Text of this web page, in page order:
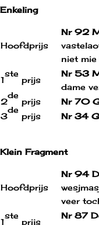
Enkeling
Hoofdprijs
Nr 92
niet mie
1
ste
prijs
Nr 53
dame
2
de
prijs Nr 70
3
de
prijs Nr 34
Klein Fragment
Hoofdprijs
Nr 94
veer
1
ste
prijs
Nr 87